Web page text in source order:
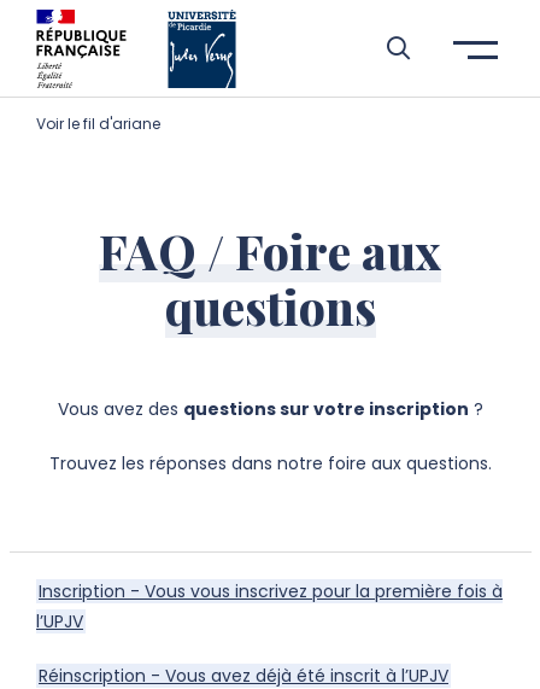
Aller à l’entête de page
Aller au menu principale
Aller au contenu principal
Aller à la recherche
Passer aux cookies
Aller au pied de page
Voir le fil d'ariane
FAQ / Foire aux
questions
Vous avez des questions sur votre inscription ?
Trouvez les réponses dans notre foire aux questions.
Inscription - Vous vous inscrivez pour la première fois à
l’UPJV
Réinscription - Vous avez déjà été inscrit à l’UPJV